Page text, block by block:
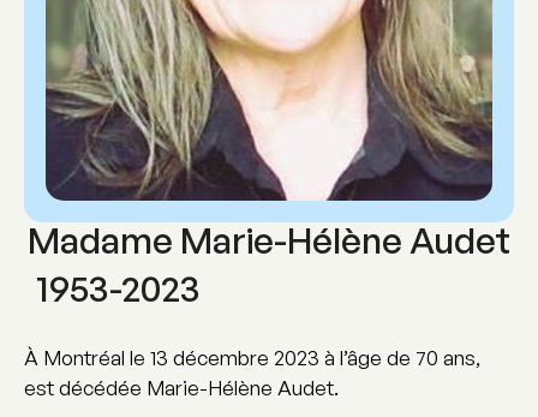
À Montréal le 13 décembre 2023 à l’âge de 70 ans,
est décédée Marie-Hélène Audet.
Madame Marie-Hélène Audet
1953-2023